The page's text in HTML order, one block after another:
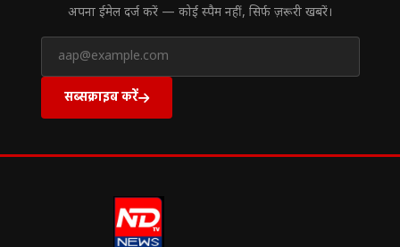
अपना ईमेल दर्ज करें — कोई स्पैम नहीं, सिर्फ ज़रूरी खबरें।
सब्सक्राइब करें